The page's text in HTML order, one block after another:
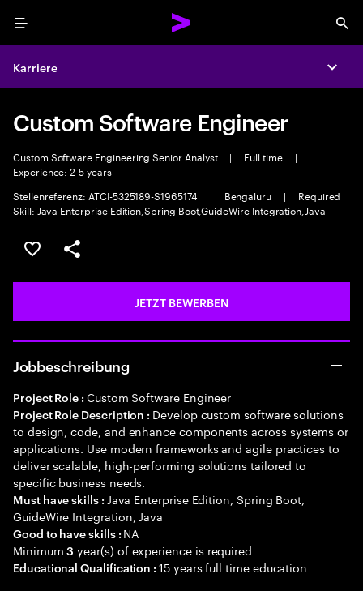
Menu
Karriere
Custom Software Engineer
Custom Software Engineering Senior Analyst | Full time
|
Experience: 2-5 years
Stellenreferenz: ATCI-5325189-S1965174
| Bengaluru |
Required
Skill: Java Enterprise Edition,Spring Boot,GuideWire Integration,Java
JOB SPEICHERN
Teilen
JETZT BEWERBEN
Jobbeschreibung
Project Role : Custom Software Engineer
Project Role Description : Develop custom software solutions
to design, code, and enhance components across systems or
applications. Use modern frameworks and agile practices to
deliver scalable, high-performing solutions tailored to
specific business needs.
Must have skills : Java Enterprise Edition, Spring Boot,
GuideWire Integration, Java
Good to have skills : NA
Minimum3 year(s) of experience is required
Educational Qualification :15 years full time education